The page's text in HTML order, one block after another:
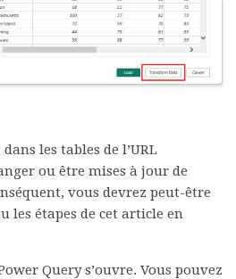
les tables de l’URL
ou être mises à jour de
vous devrez peut-être
les étapes de cet article en
Query s’ouvre. Vous pouvez